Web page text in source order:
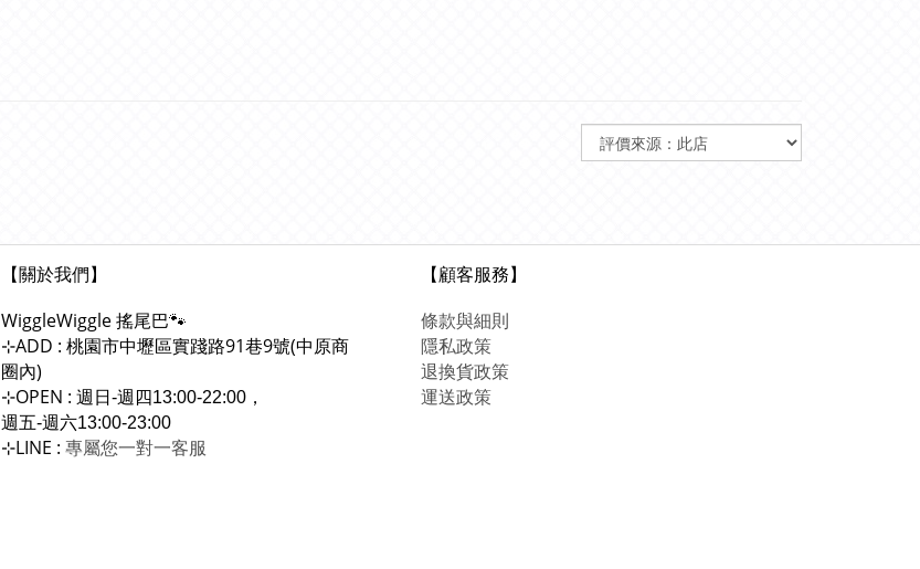
【關於我們】
WiggleWiggle搖尾巴🐾
⊹ADD : 桃園市中壢區實踐路91巷9號(中原商
圈內)
⊹OPEN : 週日-週四13:00-22:00，
週五-週六13:00-23:00
⊹LINE : 專屬您一對一客服
【顧客服務】
條款與細則
隱私政策
退換貨政策
運送政策